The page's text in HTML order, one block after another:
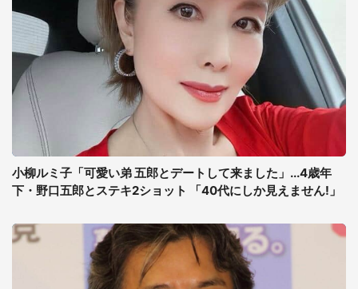
小柳ルミ子「可愛い弟 五郎とデートして来ました」...4歳年
下・野口五郎とステキ2ショット 「40代にしか見えません!」